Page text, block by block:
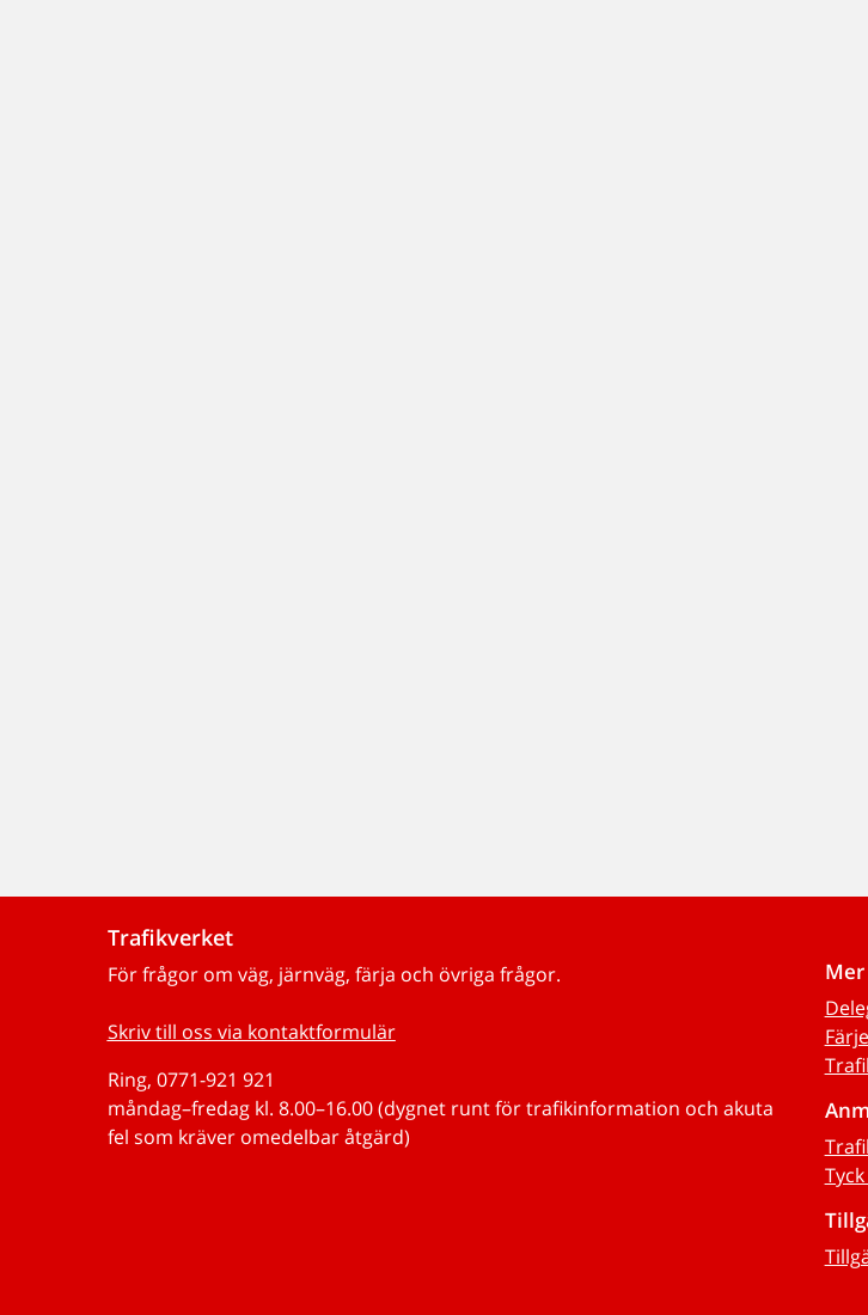
Trafikverket
För frågor om väg, järnväg, färja och övriga frågor.
Skriv till oss via kontaktformulär
Ring, 0771-921 921
måndag–fredag kl. 8.00–16.00 (dygnet runt för trafikinformation och akuta
fel som kräver omedelbar åtgärd)